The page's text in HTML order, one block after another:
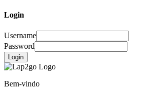
Login
Username
Password
Login
Bem-vindo